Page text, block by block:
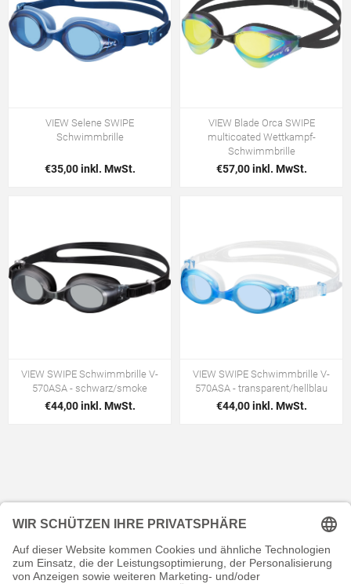
VIEW Selene SWIPE
Schwimmbrille
€35,00 inkl. MwSt.
VIEW Blade Orca SWIPE
multicoated Wettkampf-
Schwimmbrille
€57,00 inkl. MwSt.
VIEW SWIPE Schwimmbrille V-
570ASA - schwarz/smoke
€44,00 inkl. MwSt.
VIEW SWIPE Schwimmbrille V-
570ASA - transparent/hellblau
€44,00 inkl. MwSt.